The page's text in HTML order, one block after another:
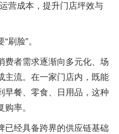
营成本，提升门店坪效与
刷脸”。
费者需求逐渐向多元化、场
主流。在一家门店内，既能
早餐、零食、日用品，这种
率。
已经具备跨界的供应链基础